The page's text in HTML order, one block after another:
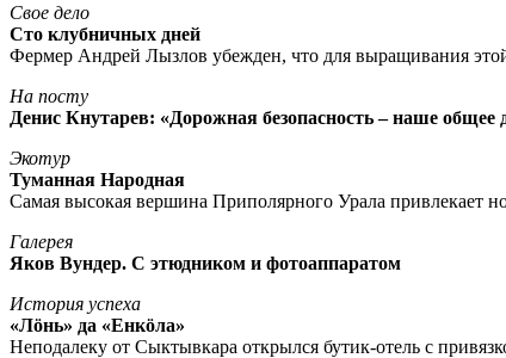
Свое дело
Сто клубничных дней
Фермер Андрей Лызлов убежден, что для выращивания
На посту
Денис Кнутарев: «Дорожная безопасность – наше общее
Экотур
Туманная Народная
Самая высокая вершина Приполярного Урала привлекает
Галерея
Яков Вундер. С этюдником и фотоаппаратом
История успеха
«Лöнь» да «Енкöла»
Неподалеку от Сыктывкара открылся бутик-отель с